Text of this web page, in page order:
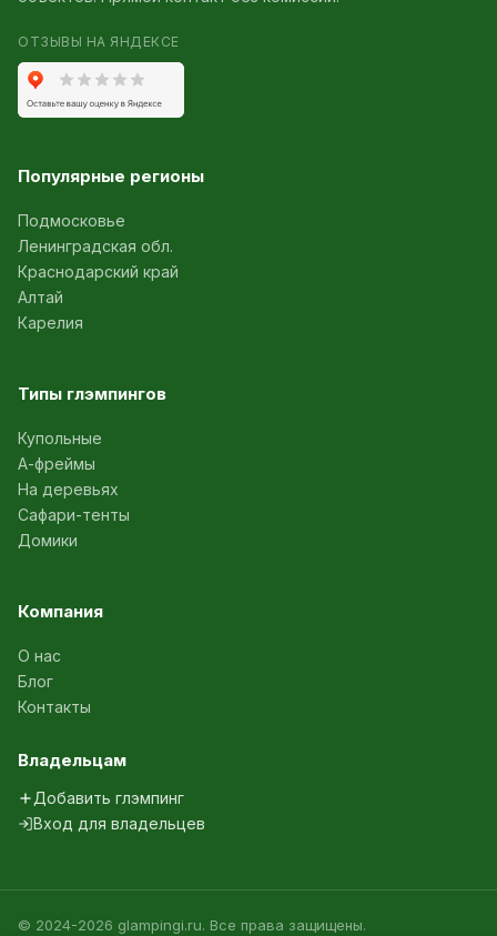
ОТЗЫВЫ НА ЯНДЕКСЕ
Популярные регионы
Подмосковье
Ленинградская обл.
Краснодарский край
Алтай
Карелия
Типы глэмпингов
Купольные
А-фреймы
На деревьях
Сафари-тенты
Домики
Компания
О нас
Блог
Контакты
Владельцам
Добавить глэмпинг
Вход для владельцев
© 2024-2026 glampingi.ru. Все права защищены.